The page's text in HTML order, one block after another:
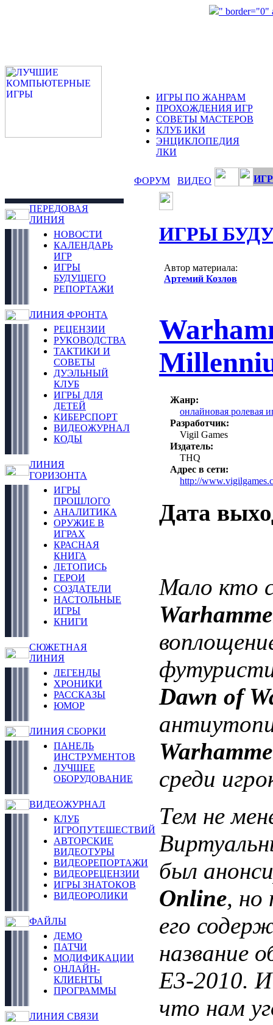
" border="0"
ИГРЫ ПО ЖАНРАМ
ПРОХОЖДЕНИЯ ИГР
СОВЕТЫ МАСТЕРОВ
КЛУБ ИКИ
ЭНЦИКЛОПЕДИЯ
ЛКИ
ФОРУМ ВИДЕО
ПЕРЕДОВАЯ
ЛИНИЯ
НОВОСТИ
КАЛЕНДАРЬ
ИГР
ИГРЫ
БУДУЩЕГО
РЕПОРТАЖИ
ЛИНИЯ ФРОНТА
РЕЦЕНЗИИ
РУКОВОДСТВА
ТАКТИКИ И
СОВЕТЫ
ДУЭЛЬНЫЙ
КЛУБ
ИГРЫ ДЛЯ
ДЕТЕЙ
КИБЕРСПОРТ
ВИДЕОЖУРНАЛ
КОДЫ
ЛИНИЯ
ГОРИЗОНТА
ИГРЫ
ПРОШЛОГО
АНАЛИТИКА
ОРУЖИЕ В
ИГРАХ
КРАСНАЯ
КНИГА
ЛЕТОПИСЬ
ГЕРОИ
СОЗДАТЕЛИ
НАСТОЛЬНЫЕ
ИГРЫ
КНИГИ
СЮЖЕТНАЯ
ЛИНИЯ
ЛЕГЕНДЫ
ХРОНИКИ
РАССКАЗЫ
ЮМОР
ЛИНИЯ СБОРКИ
ПАНЕЛЬ
ИНСТРУМЕНТОВ
ЛУЧШЕЕ
ОБОРУДОВАНИЕ
ВИДЕОЖУРНАЛ
КЛУБ
ИГРОПУТЕШЕСТВИЙ
АВТОРСКИЕ
ВИДЕОТУРЫ
ВИДЕОРЕПОРТАЖИ
ВИДЕОРЕЦЕНЗИИ
ИГРЫ ЗНАТОКОВ
ВИДЕОРОЛИКИ
ФАЙЛЫ
ДЕМО
ПАТЧИ
МОДИФИКАЦИИ
ОНЛАЙН-
КЛИЕНТЫ
ПРОГРАММЫ
ЛИНИЯ СВЯЗИ
ИГРЫ
Автор материала:
Артемий Козлов
Жанр:
онлайновая ролевая
Разработчик:
Vigil Games
Издатель:
THQ
Адрес в сети:
http://
Дата
Мало кто
Dawn of
среди
Тем не
был
Online, но
его
название
Е3-2010.
что нам